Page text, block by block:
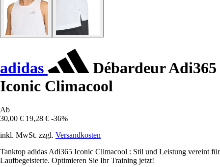
adidas
Débardeur Adi365
Iconic Climacool
Ab
30,00 € 19,28 € -36%
inkl. MwSt. zzgl. Versandkosten
Tanktop adidas Adi365 Iconic Climacool : Stil und Leistung vereint für
Laufbegeisterte. Optimieren Sie Ihr Training jetzt!